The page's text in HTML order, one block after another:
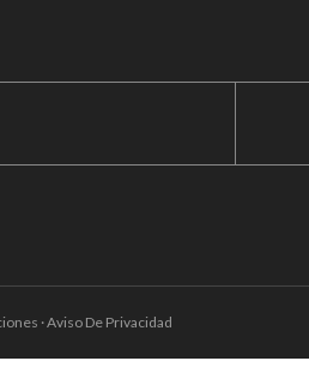
· Aviso De Privacidad